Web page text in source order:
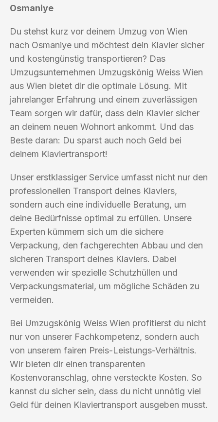
Osmaniye
Du stehst kurz vor deinem Umzug von Wien
nach Osmaniye und möchtest dein Klavier sicher
und kostengünstig transportieren? Das
Umzugsunternehmen Umzugskönig Weiss Wien
aus Wien bietet dir die optimale Lösung. Mit
jahrelanger Erfahrung und einem zuverlässigen
Team sorgen wir dafür, dass dein Klavier sicher
an deinem neuen Wohnort ankommt. Und das
Beste daran: Du sparst auch noch Geld bei
deinem Klaviertransport!
Unser erstklassiger Service umfasst nicht nur den
professionellen Transport deines Klaviers,
sondern auch eine individuelle Beratung, um
deine Bedürfnisse optimal zu erfüllen. Unsere
Experten kümmern sich um die sichere
Verpackung, den fachgerechten Abbau und den
sicheren Transport deines Klaviers. Dabei
verwenden wir spezielle Schutzhüllen und
Verpackungsmaterial, um mögliche Schäden zu
vermeiden.
Bei Umzugskönig Weiss Wien profitierst du nicht
nur von unserer Fachkompetenz, sondern auch
von unserem fairen Preis-Leistungs-Verhältnis.
Wir bieten dir einen transparenten
Kostenvoranschlag, ohne versteckte Kosten. So
kannst du sicher sein, dass du nicht unnötig viel
Geld für deinen Klaviertransport ausgeben musst.